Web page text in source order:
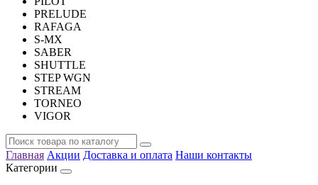
PRELUDE
RAFAGA
S-MX
SABER
SHUTTLE
STEP WGN
STREAM
TORNEO
VIGOR
Главная Акции Доставка и оплата Наши контакты
Категории